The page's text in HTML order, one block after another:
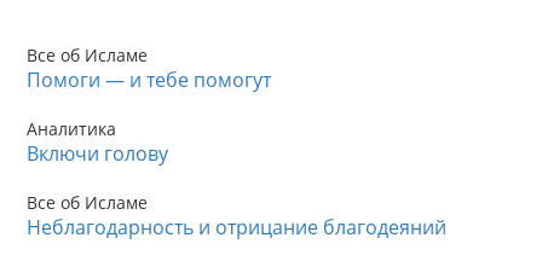
Все об Исламе
Помоги — и тебе помогут
Аналитика
Включи голову
Все об Исламе
Неблагодарность и отрицание благодеяний